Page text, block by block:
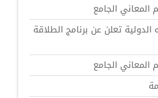
الجامع
الدولية تعلن عن برنامج الطلاقة
الجامع